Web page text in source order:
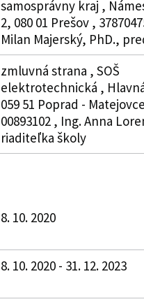
samosprávny kraj ,
2, 080 01 Prešov ,
Milan Majerský, PhD.,
zmluvná strana , SOŠ
elektrotechnická ,
059 51 Poprad -
00893102 , Ing. Anna
riaditeľka školy
8. 10. 2020
8. 10. 2020 - 31. 12. 2023